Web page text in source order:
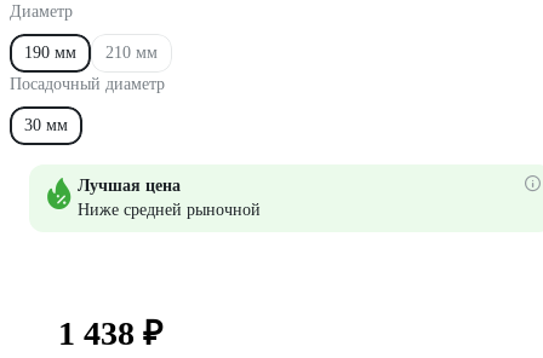
Диаметр
190 мм
210 мм
Посадочный диаметр
30 мм
Лучшая цена
Ниже средней рыночной
1 438 ₽